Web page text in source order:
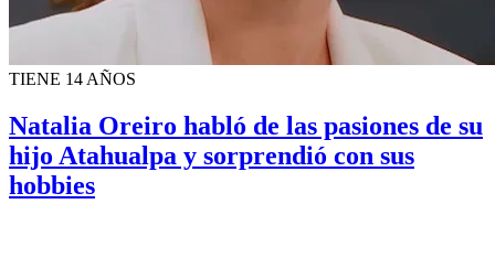
TIENE 14 AÑOS
Natalia Oreiro habló de las pasiones de su
hijo Atahualpa y sorprendió con sus
hobbies